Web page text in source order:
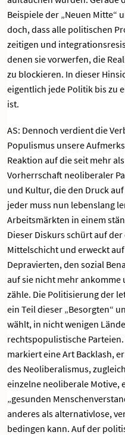
Beispiele der „Neuen Mitte“
doch, dass alle politischen
zeitigen und
denen sie vorwerfen, die
zu blockieren. In dieser
eigentlich jede Politik bis zu
ist.
AS: Dennoch verdient die
Populismus unsere
Reaktion auf die seit mehr
Vorherrschaft neoliberaler
und Kultur, die den Druck
jeder muss nun lebenslang
Arbeitsmärkten in einem
Dieser Diskurs schürt auf
Mittelschicht und erweckt
Depravierten, den sozial
auf sie nicht mehr
zähle. Die Politisierung der
ein Teil dieser „Besorgten“
wählt, in nicht wenigen
rechtspopulistische
markiert eine Art Backlash,
des Neoliberalismus,
einzelne neoliberale Motive,
„gesunden
anderes als alternativlose,
bedingen kann. Auf der